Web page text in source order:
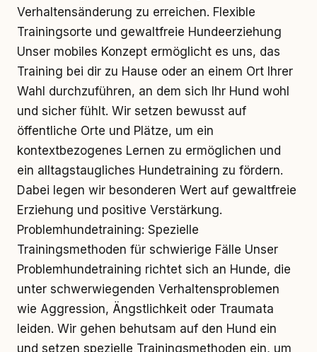
Verhaltensänderung zu erreichen. Flexible
Trainingsorte und gewaltfreie Hundeerziehung
Unser mobiles Konzept ermöglicht es uns, das
Training bei dir zu Hause oder an einem Ort Ihrer
Wahl durchzuführen, an dem sich Ihr Hund wohl
und sicher fühlt. Wir setzen bewusst auf
öffentliche Orte und Plätze, um ein
kontextbezogenes Lernen zu ermöglichen und
ein alltagstaugliches Hundetraining zu fördern.
Dabei legen wir besonderen Wert auf gewaltfreie
Erziehung und positive Verstärkung.
Problemhundetraining: Spezielle
Trainingsmethoden für schwierige Fälle Unser
Problemhundetraining richtet sich an Hunde, die
unter schwerwiegenden Verhaltensproblemen
wie Aggression, Ängstlichkeit oder Traumata
leiden. Wir gehen behutsam auf den Hund ein
und setzen spezielle Trainingsmethoden ein, um